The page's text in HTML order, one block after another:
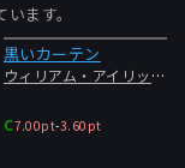
ます。
黒いカーテン
ウィリアム・アイリッシュ
C7.00pt-3.60pt